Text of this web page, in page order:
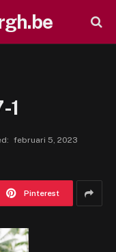
1
februari 5, 2023
Pinterest